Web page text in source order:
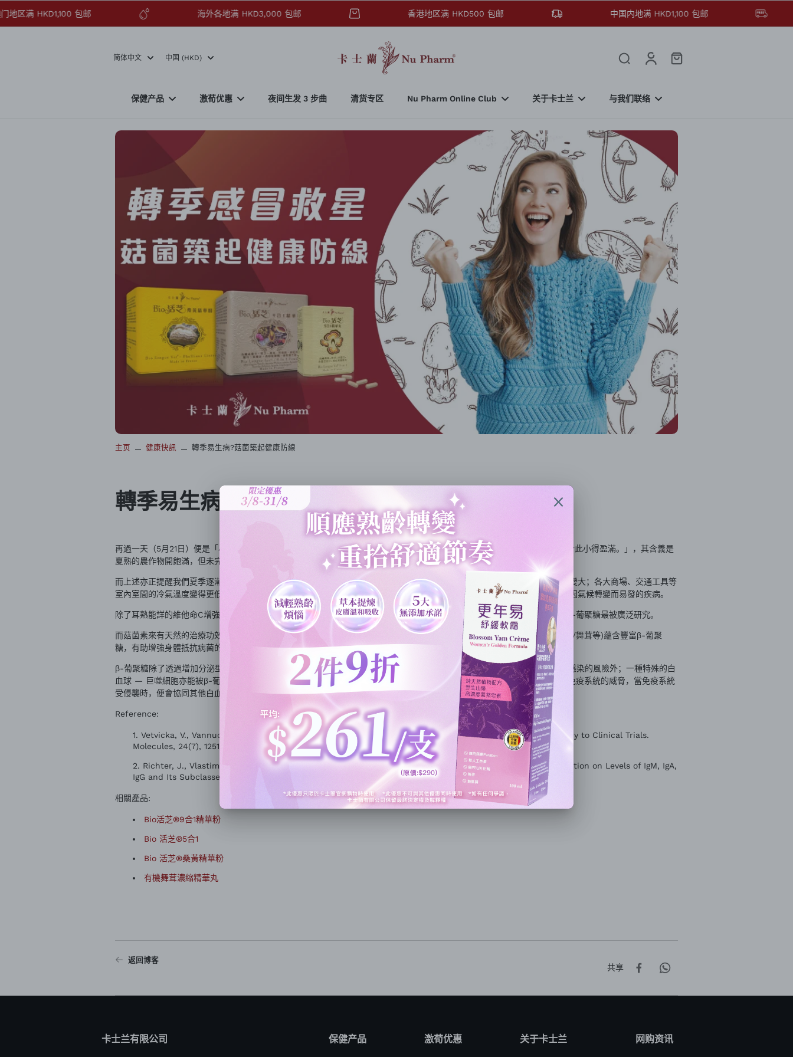
忽
略
澳门地区满 HKD1,100 包邮 海外各地满 HKD3,000 包邮 香港地区满 HKD500 包邮 中国内地满 HKD1,100 包邮
简体中文 中国 (HKD)
保健产品 激荀优惠 夜间生发 3 步曲 清货专区 Nu Pharm Online Club 关于卡士兰 与我们联络
主页 健康快訊 轉季易生病?菇菌築起健康防線
轉季易生病?菇菌築起健康防線
再過一天（5月21日）便是「小滿」，屬二十四節氣中的第八個節氣，亦意味着2021年已過了三分之一有多。「小滿者，物至於此小得盈滿。」，其含義是
夏熟的農作物開飽滿，但未完全成熟；所以稱為「小滿」，未得「大滿」。
而上述亦正提醒我們夏季逐漸來臨，氣溫徐徐上升，降雨亦愈加頻繁。在這期間溫度變化較大，如下雨後溫度驟降、日夜溫差變大；各大商場、交通工具等
室內室間的冷氣溫度變得更低，出入室內外時更易因溫差造成不適。故此，這段時間更要維持身體有充份的免疫力，以備對抗因氣候轉變而易發的疾病。
除了耳熟能詳的維他命C增強抵抗力外，有相當數量的研究證實多醣體中的葡聚醣更有助提升體內免疫細胞的活性，當中更以β-葡聚糖最被廣泛研究。
而菇菌素來有天然的治療功效，不同國家均有其傳統說法來詮釋菇菌有利於維持身體健康；配合現今科研實證，菇菌(例如雲芝/舞茸等)蘊含豐富β-葡聚
糖，有助增強身體抵抗病菌的能力。
β-葡聚糖除了透過增加分泌型免疫球蛋白A (IgA) — 分佈在體內各處的黏膜，如鼻道、喉嚨或氣道的保護性物質，以減低病毒感染的風險外；一種特殊的白
血球 — 巨噬細胞亦能被β-葡聚糖有效激活。巨噬細胞不但負責吞噬黏膜中包括細菌等異物，過程中巨噬細胞更會分析異物對免疫系統的威脅，當免疫系統
受侵襲時，便會協同其他白血球解發多項免疫反應，以加強抵抗力。
Reference:
Vetvicka, V., Vannucci, L., Sima, P., & Richter, J. (2019). Beta Glucan: Supplement or Drug? From Laboratory to Clinical Trials.
Molecules, 24(7), 1251.
https://doi.org/10.3390/molecules24071251
Richter, J., Vlastimil Kral, Vaclav Vetvicka, & Fernández-Botrán, R. (2016). Effect of β-glucan Supplementation on Levels of IgM, IgA,
IgG and Its Subclasses IgG1, IgG2, IgG3, and... ResearchGate; ACT Publishing Group.
相關產品:
Bio活芝®9合1精華粉
Bio 活芝®5合1
Bio 活芝®桑黃精華粉
有機舞茸濃縮精華丸
返回博客
共享
卡士兰有限公司 保健产品 激荀优惠 关于卡士兰 网购资讯